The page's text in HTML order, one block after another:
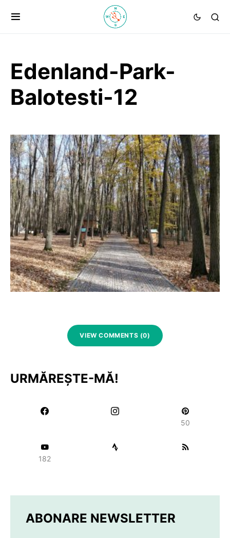
Edenland-Park-
Balotesti-12
VIEW COMMENTS (0)
URMĂREȘTE-MĂ!
50
182
ABONARE NEWSLETTER